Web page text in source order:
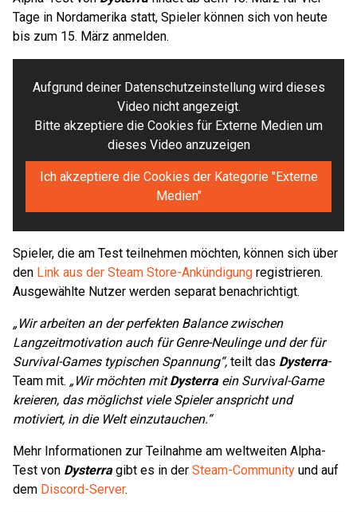
Tage in Nordamerika statt, Spieler können sich von heute
bis zum 15. März anmelden.
Aufgrund deiner Datenschutzeinstellung wird dieses
Video nicht angezeigt.
Bitte akzeptiere die Cookies für Externe Medien um
dieses Video anzuzeigen
Ich akzeptiere die Cookies der Kategorie "Externe
Medien"
Spieler, die am Test teilnehmen möchten, können sich über
den Link aus der Steam Store-Ankündigung registrieren.
Ausgewählte Nutzer werden separat benachrichtigt.
„Wir arbeiten an der perfekten Balance zwischen
Langzeitmotivation auch für Genre-Neulinge und der für
Survival-Games typischen Spannung“, teilt das Dysterra-
Team mit. „Wir möchten mitDysterraein Survival-Game
kreieren, das möglichst viele Spieler anspricht und
motiviert, in die Welt einzutauchen.“
Mehr Informationen zur Teilnahme am weltweiten Alpha-
Test von Dysterragibt es in der Steam-Community und auf
dem Discord-Server.